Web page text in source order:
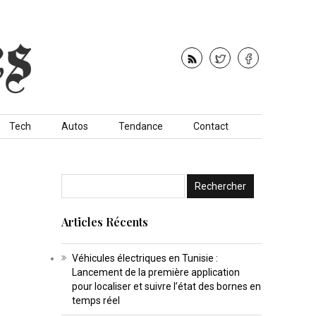
Tech Autos Tendance Contact
Articles Récents
Véhicules électriques en Tunisie :
Lancement de la première application
pour localiser et suivre l’état des bornes en
temps réel